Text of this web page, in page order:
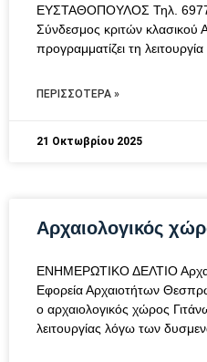
ΕΥΣΤΑΘΟΠΟΥΛΟΣ Τηλ.
Σύνδεσμος κριτών
προγραμματίζει τη
ΠΕΡΙΣΣΌΤΕΡΑ »
21 Οκτωβρίου 2025
Αρχαιολογικός
ΕΝΗΜΕΡΩΤΙΚΟ ΔΕΛΤΙΟ
Εφορεία Αρχαιοτήτων
ο αρχαιολογικός χώρος
λειτουργίας λόγω των